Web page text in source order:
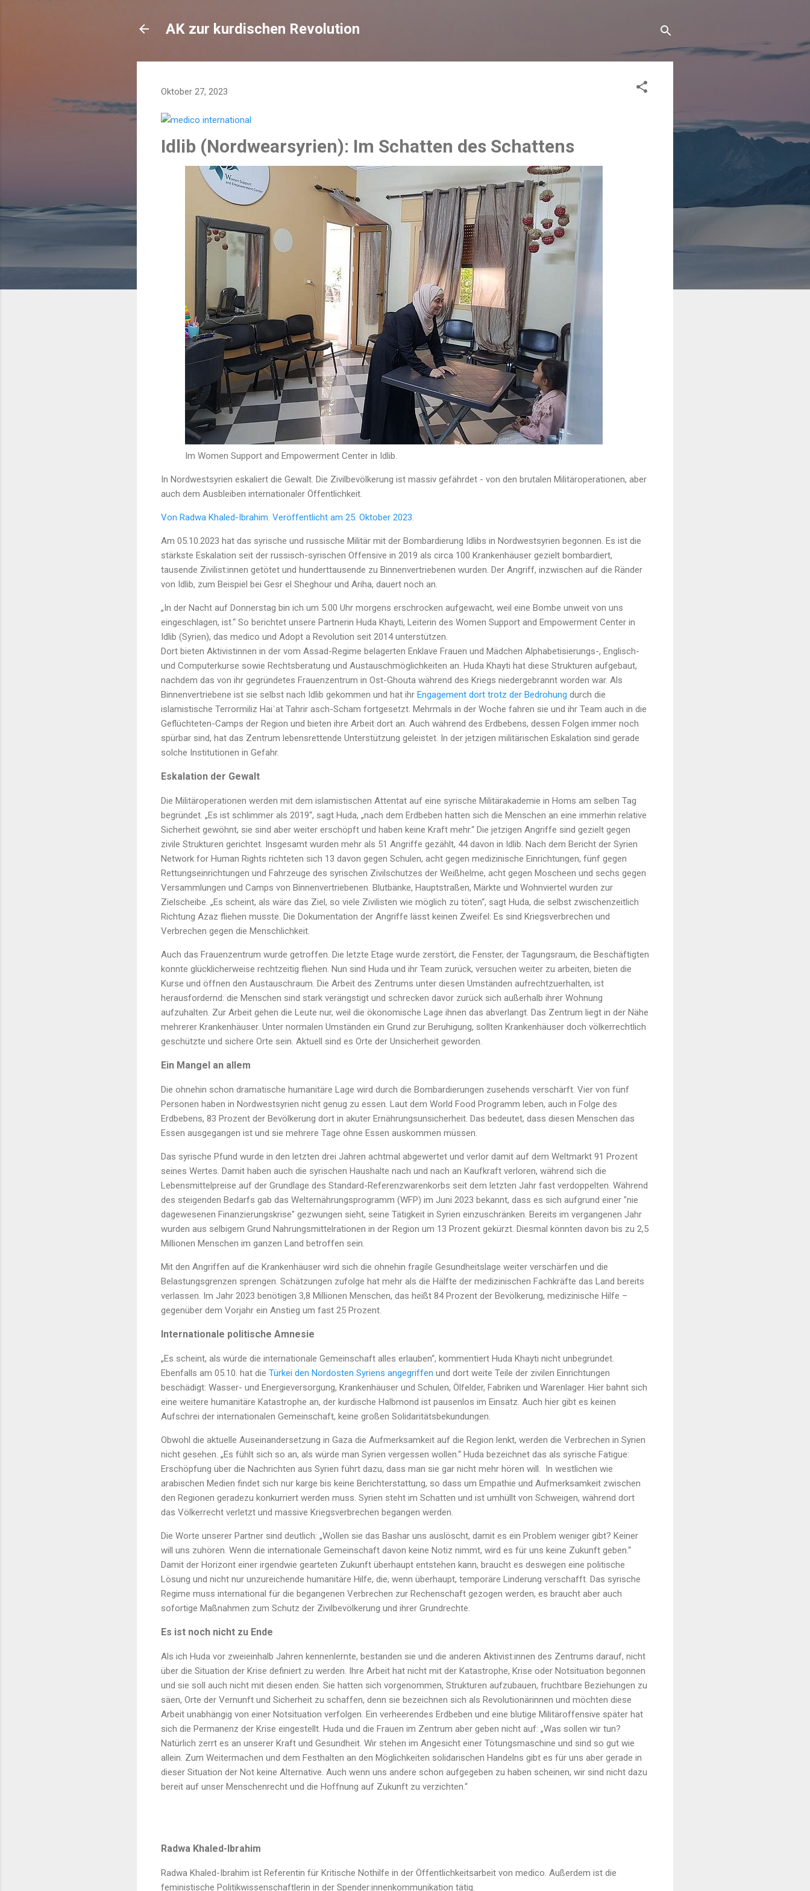
AK zur kurdischen Revolution
Oktober 27, 2023
Idlib (Nordwearsyrien): Im Schatten des Schattens
Im Women Support and Empowerment Center in Idlib.
In Nordwestsyrien eskaliert die Gewalt. Die Zivilbevölkerung ist massiv gefährdet - von den brutalen Militäroperationen, aber
auch dem Ausbleiben internationaler Öffentlichkeit.
Von Radwa Khaled-Ibrahim. Veröffentlicht am 25. Oktober 2023.
Am 05.10.2023 hat das syrische und russische Militär mit der Bombardierung Idlibs in Nordwestsyrien begonnen. Es ist die
stärkste Eskalation seit der russisch-syrischen Offensive in 2019 als circa 100 Krankenhäuser gezielt bombardiert,
tausende Zivilist:innen getötet und hunderttausende zu Binnenvertriebenen wurden. Der Angriff, inzwischen auf die Ränder
von Idlib, zum Beispiel bei Gesr el Sheghour und Ariha, dauert noch an.
„In der Nacht auf Donnerstag bin ich um 5:00 Uhr morgens erschrocken aufgewacht, weil eine Bombe unweit von uns
eingeschlagen, ist.“ So berichtet unsere Partnerin Huda Khayti, Leiterin des Women Support and Empowerment Center in
Idlib (Syrien), das medico und Adopt a Revolution seit 2014 unterstützen.
Dort bieten Aktivistinnen in der vom Assad-Regime belagerten Enklave Frauen und Mädchen Alphabetisierungs-, Englisch-
und Computerkurse sowie Rechtsberatung und Austauschmöglichkeiten an. Huda Khayti hat diese Strukturen aufgebaut,
nachdem das von ihr gegründetes Frauenzentrum in Ost-Ghouta während des Kriegs niedergebrannt worden war. Als
Binnenvertriebene ist sie selbst nach Idlib gekommen und hat ihr Engagement dort trotz der Bedrohung durch die
islamistische Terrormiliz Haiʾat Tahrir asch-Scham fortgesetzt. Mehrmals in der Woche fahren sie und ihr Team auch in die
Geflüchteten-Camps der Region und bieten ihre Arbeit dort an. Auch während des Erdbebens, dessen Folgen immer noch
spürbar sind, hat das Zentrum lebensrettende Unterstützung geleistet. In der jetzigen militärischen Eskalation sind gerade
solche Institutionen in Gefahr.
Eskalation der Gewalt
Die Militäroperationen werden mit dem islamistischen Attentat auf eine syrische Militärakademie in Homs am selben Tag
begründet. „Es ist schlimmer als 2019“, sagt Huda, „nach dem Erdbeben hatten sich die Menschen an eine immerhin relative
Sicherheit gewöhnt, sie sind aber weiter erschöpft und haben keine Kraft mehr.“ Die jetzigen Angriffe sind gezielt gegen
zivile Strukturen gerichtet. Insgesamt wurden mehr als 51 Angriffe gezählt, 44 davon in Idlib. Nach dem Bericht der Syrien
Network for Human Rights richteten sich 13 davon gegen Schulen, acht gegen medizinische Einrichtungen, fünf gegen
Rettungseinrichtungen und Fahrzeuge des syrischen Zivilschutzes der Weißhelme, acht gegen Moscheen und sechs gegen
Versammlungen und Camps von Binnenvertriebenen. Blutbänke, Hauptstraßen, Märkte und Wohnviertel wurden zur
Zielscheibe. „Es scheint, als wäre das Ziel, so viele Zivilisten wie möglich zu töten“, sagt Huda, die selbst zwischenzeitlich
Richtung Azaz fliehen musste. Die Dokumentation der Angriffe lässt keinen Zweifel: Es sind Kriegsverbrechen und
Verbrechen gegen die Menschlichkeit.
Auch das Frauenzentrum wurde getroffen. Die letzte Etage wurde zerstört, die Fenster, der Tagungsraum, die Beschäftigten
konnte glücklicherweise rechtzeitig fliehen. Nun sind Huda und ihr Team zurück, versuchen weiter zu arbeiten, bieten die
Kurse und öffnen den Austauschraum. Die Arbeit des Zentrums unter diesen Umständen aufrechtzuerhalten, ist
herausfordernd: die Menschen sind stark verängstigt und schrecken davor zurück sich außerhalb ihrer Wohnung
aufzuhalten. Zur Arbeit gehen die Leute nur, weil die ökonomische Lage ihnen das abverlangt. Das Zentrum liegt in der Nähe
mehrerer Krankenhäuser. Unter normalen Umständen ein Grund zur Beruhigung, sollten Krankenhäuser doch völkerrechtlich
geschützte und sichere Orte sein. Aktuell sind es Orte der Unsicherheit geworden.
Ein Mangel an allem
Die ohnehin schon dramatische humanitäre Lage wird durch die Bombardierungen zusehends verschärft. Vier von fünf
Personen haben in Nordwestsyrien nicht genug zu essen. Laut dem World Food Programm leben, auch in Folge des
Erdbebens, 83 Prozent der Bevölkerung dort in akuter Ernährungsunsicherheit. Das bedeutet, dass diesen Menschen das
Essen ausgegangen ist und sie mehrere Tage ohne Essen auskommen müssen.
Das syrische Pfund wurde in den letzten drei Jahren achtmal abgewertet und verlor damit auf dem Weltmarkt 91 Prozent
seines Wertes. Damit haben auch die syrischen Haushalte nach und nach an Kaufkraft verloren, während sich die
Lebensmittelpreise auf der Grundlage des Standard-Referenzwarenkorbs seit dem letzten Jahr fast verdoppelten. Während
des steigenden Bedarfs gab das Welternährungsprogramm (WFP) im Juni 2023 bekannt, dass es sich aufgrund einer "nie
dagewesenen Finanzierungskrise" gezwungen sieht, seine Tätigkeit in Syrien einzuschränken. Bereits im vergangenen Jahr
wurden aus selbigem Grund Nahrungsmittelrationen in der Region um 13 Prozent gekürzt. Diesmal könnten davon bis zu 2,5
Millionen Menschen im ganzen Land betroffen sein.
Mit den Angriffen auf die Krankenhäuser wird sich die ohnehin fragile Gesundheitslage weiter verschärfen und die
Belastungsgrenzen sprengen. Schätzungen zufolge hat mehr als die Hälfte der medizinischen Fachkräfte das Land bereits
verlassen. Im Jahr 2023 benötigen 3,8 Millionen Menschen, das heißt 84 Prozent der Bevölkerung, medizinische Hilfe –
gegenüber dem Vorjahr ein Anstieg um fast 25 Prozent.
Internationale politische Amnesie
„Es scheint, als würde die internationale Gemeinschaft alles erlauben“, kommentiert Huda Khayti nicht unbegründet.
Ebenfalls am 05.10. hat die Türkei den Nordosten Syriens angegriffen und dort weite Teile der zivilen Einrichtungen
beschädigt: Wasser- und Energieversorgung, Krankenhäuser und Schulen, Ölfelder, Fabriken und Warenlager. Hier bahnt sich
eine weitere humanitäre Katastrophe an, der kurdische Halbmond ist pausenlos im Einsatz. Auch hier gibt es keinen
Aufschrei der internationalen Gemeinschaft, keine großen Solidaritätsbekundungen.
Obwohl die aktuelle Auseinandersetzung in Gaza die Aufmerksamkeit auf die Region lenkt, werden die Verbrechen in Syrien
nicht gesehen. „Es fühlt sich so an, als würde man Syrien vergessen wollen.“ Huda bezeichnet das als syrische Fatigue:
Erschöpfung über die Nachrichten aus Syrien führt dazu, dass man sie gar nicht mehr hören will. In westlichen wie
arabischen Medien findet sich nur karge bis keine Berichterstattung, so dass um Empathie und Aufmerksamkeit zwischen
den Regionen geradezu konkurriert werden muss. Syrien steht im Schatten und ist umhüllt von Schweigen, während dort
das Völkerrecht verletzt und massive Kriegsverbrechen begangen werden.
Die Worte unserer Partner sind deutlich: „Wollen sie das Bashar uns auslöscht, damit es ein Problem weniger gibt? Keiner
will uns zuhören. Wenn die internationale Gemeinschaft davon keine Notiz nimmt, wird es für uns keine Zukunft geben.“
Damit der Horizont einer irgendwie gearteten Zukunft überhaupt entstehen kann, braucht es deswegen eine politische
Lösung und nicht nur unzureichende humanitäre Hilfe, die, wenn überhaupt, temporäre Linderung verschafft. Das syrische
Regime muss international für die begangenen Verbrechen zur Rechenschaft gezogen werden, es braucht aber auch
sofortige Maßnahmen zum Schutz der Zivilbevölkerung und ihrer Grundrechte.
Es ist noch nicht zu Ende
Als ich Huda vor zweieinhalb Jahren kennenlernte, bestanden sie und die anderen Aktivist:innen des Zentrums darauf, nicht
über die Situation der Krise definiert zu werden. Ihre Arbeit hat nicht mit der Katastrophe, Krise oder Notsituation begonnen
und sie soll auch nicht mit diesen enden. Sie hatten sich vorgenommen, Strukturen aufzubauen, fruchtbare Beziehungen zu
säen, Orte der Vernunft und Sicherheit zu schaffen, denn sie bezeichnen sich als Revolutionärinnen und möchten diese
Arbeit unabhängig von einer Notsituation verfolgen. Ein verheerendes Erdbeben und eine blutige Militäroffensive später hat
sich die Permanenz der Krise eingestellt. Huda und die Frauen im Zentrum aber geben nicht auf: „Was sollen wir tun?
Natürlich zerrt es an unserer Kraft und Gesundheit. Wir stehen im Angesicht einer Tötungsmaschine und sind so gut wie
allein. Zum Weitermachen und dem Festhalten an den Möglichkeiten solidarischen Handelns gibt es für uns aber gerade in
dieser Situation der Not keine Alternative. Auch wenn uns andere schon aufgegeben zu haben scheinen, wir sind nicht dazu
bereit auf unser Menschenrecht und die Hoffnung auf Zukunft zu verzichten.“
Radwa Khaled-Ibrahim
Radwa Khaled-Ibrahim ist Referentin für Kritische Nothilfe in der Öffentlichkeitsarbeit von medico. Außerdem ist die
feministische Politikwissenschaftlerin in der Spender:innenkommunikation tätig.